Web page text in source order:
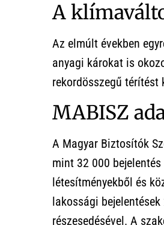
A
Az elmúlt években
anyagi károkat is
rekordösszegű
MABISZ
A Magyar Biztosítók
mint 32 000
létesítményekből és
lakossági
részesedésével. A